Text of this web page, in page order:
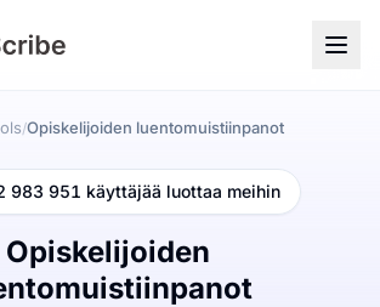
/Opiskelijoiden luentomuistiinpanot
983 951 käyttäjää luottaa meihin
Opiskelijoiden